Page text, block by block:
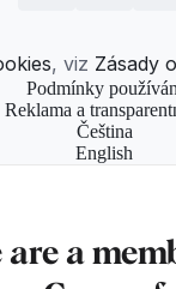
, viz Zásady
Podmínky
Reklama a
Čeština
English
are a